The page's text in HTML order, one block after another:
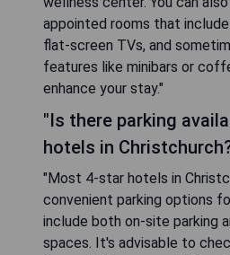
appointed rooms that
flat-screen TVs, and
features like minibars or
enhance your stay."
"Is there parking
hotels in
"Most 4-star hotels in
convenient parking options
include both on-site parking
spaces. It's advisable to